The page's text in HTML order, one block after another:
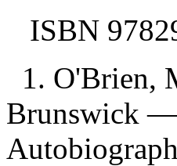
ISBN
1. O'Brien,
Brunswick —